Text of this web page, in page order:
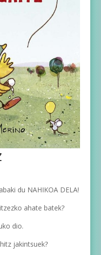
du NAHIKOA DELA!
ahate batek?
dio.
jakintsuek?